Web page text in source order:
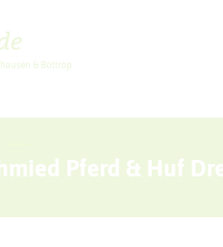
& Bottrop
Sport +
Pferd & Huf